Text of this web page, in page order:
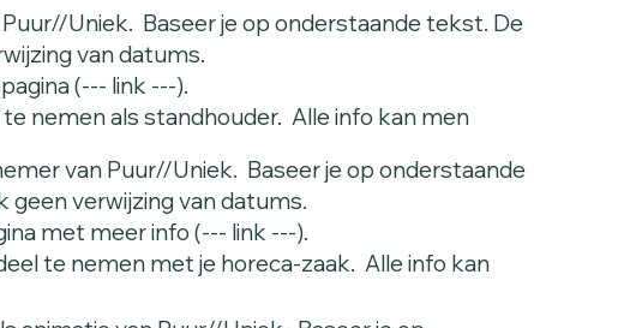
Uniek. Baseer je op onderstaande tekst. De
van datums.
(--- link ---).
nemen als standhouder. Alle info kan men
van Puur//Uniek. Baseer je op onderstaande
geen verwijzing van datums.
met meer info (--- link ---).
te nemen met je horeca-zaak. Alle info kan